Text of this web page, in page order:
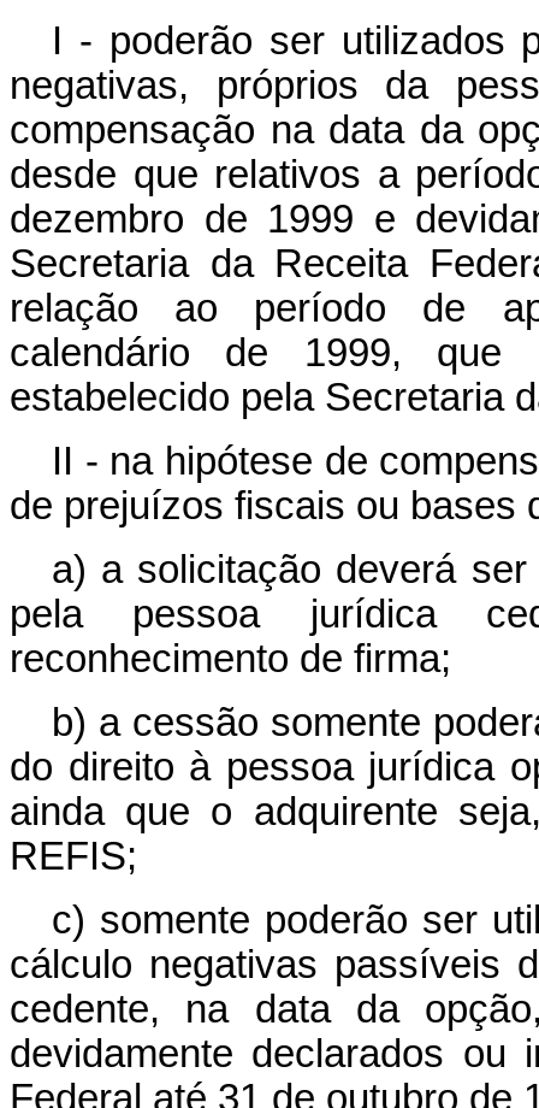
I - poderão ser utilizados
negativas, próprios da
compensação na data da
desde que relativos a
dezembro de 1999 e
Secretaria da Receita
relação ao período de
calendário de 1999, que
estabelecido pela Secretaria
II - na hipótese de
de prejuízos fiscais ou bases
a) a solicitação deverá
pela pessoa jurídica
reconhecimento de firma;
b) a cessão somente
do direito à pessoa jurídica
ainda que o adquirente
REFIS;
c) somente poderão ser
cálculo negativas passíveis
cedente, na data da
devidamente declarados ou
Federal até 31 de outubro de